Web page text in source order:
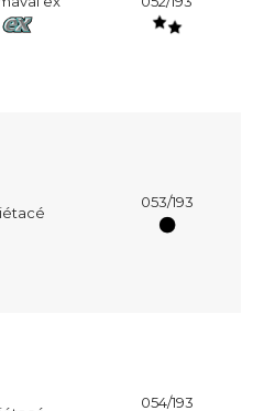
053/193
054/193